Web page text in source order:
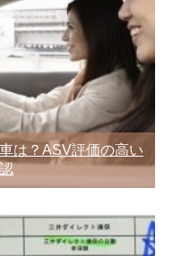
は？ASV評価の高い